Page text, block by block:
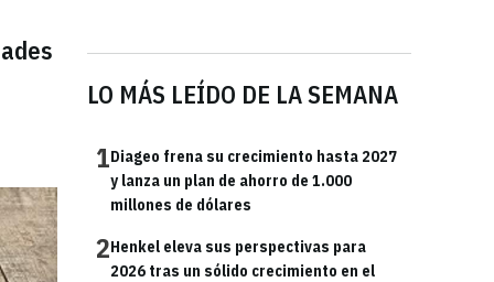
LO MÁS LEÍDO DE LA SEMANA
1Diageo frena su crecimiento hasta 2027
y lanza un plan de ahorro de 1.000
millones de dólares
2Henkel eleva sus perspectivas para
2026 tras un sólido crecimiento en el